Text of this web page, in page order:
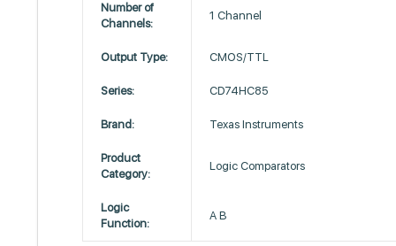
Number of
Channels:
1 Channel
Output Type: CMOS/TTL
Series: CD74HC85
Brand: Texas Instruments
Product
Category:
Logic Comparators
Logic
Function:
A B